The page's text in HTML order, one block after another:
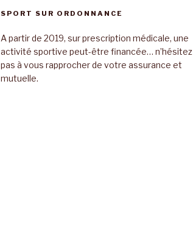
SPORT SUR ORDONNANCE
A partir de 2019, sur prescription médicale, une
activité sportive peut-être financée… n’hésitez
pas à vous rapprocher de votre assurance et
mutuelle.